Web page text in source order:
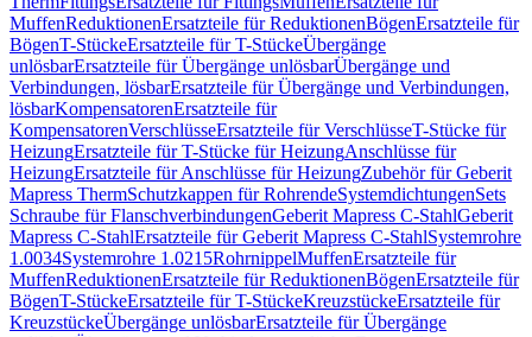
MuffenReduktionenErsatzteile für ReduktionenBögenErsatzteile für
BögenT-StückeErsatzteile für T-StückeÜbergänge
unlösbarErsatzteile für Übergänge unlösbarÜbergänge und
Verbindungen, lösbarErsatzteile für Übergänge und Verbindungen,
lösbarKompensatorenErsatzteile für
KompensatorenVerschlüsseErsatzteile für VerschlüsseT-Stücke für
HeizungErsatzteile für T-Stücke für HeizungAnschlüsse für
HeizungErsatzteile für Anschlüsse für HeizungZubehör für Geberit
Mapress ThermSchutzkappen für RohrendeSystemdichtungenSets
Schraube für FlanschverbindungenGeberit Mapress C-StahlGeberit
Mapress C-StahlErsatzteile für Geberit Mapress C-StahlSystemrohre
1.0034Systemrohre 1.0215RohrnippelMuffenErsatzteile für
MuffenReduktionenErsatzteile für ReduktionenBögenErsatzteile für
BögenT-StückeErsatzteile für T-StückeKreuzstückeErsatzteile für
KreuzstückeÜbergänge unlösbarErsatzteile für Übergänge